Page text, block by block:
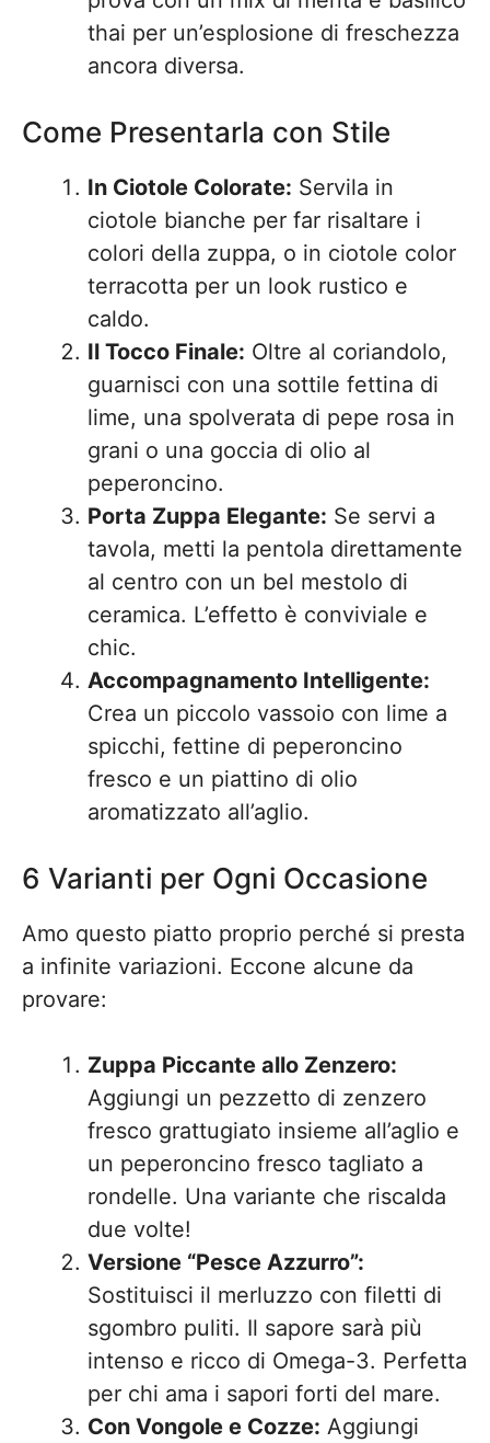
thai per un’esplosione di freschezza
ancora diversa.
Come Presentarla con Stile
In Ciotole Colorate: Servila in
ciotole bianche per far risaltare i
colori della zuppa, o in ciotole color
terracotta per un look rustico e
caldo.
Il Tocco Finale: Oltre al coriandolo,
guarnisci con una sottile fettina di
lime, una spolverata di pepe rosa in
grani o una goccia di olio al
peperoncino.
Porta Zuppa Elegante: Se servi a
tavola, metti la pentola direttamente
al centro con un bel mestolo di
ceramica. L’effetto è conviviale e
chic.
Accompagnamento Intelligente:
Crea un piccolo vassoio con lime a
spicchi, fettine di peperoncino
fresco e un piattino di olio
aromatizzato all’aglio.
6 Varianti per Ogni Occasione
Amo questo piatto proprio perché si presta
a infinite variazioni. Eccone alcune da
provare:
Zuppa Piccante allo Zenzero:
Aggiungi un pezzetto di zenzero
fresco grattugiato insieme all’aglio e
un peperoncino fresco tagliato a
rondelle. Una variante che riscalda
due volte!
Versione “Pesce Azzurro”:
Sostituisci il merluzzo con filetti di
sgombro puliti. Il sapore sarà più
intenso e ricco di Omega-3. Perfetta
per chi ama i sapori forti del mare.
Con Vongole e Cozze: Aggiungi